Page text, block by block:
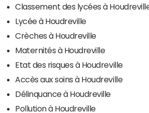
Classement des lycées à
Lycée à Houdreville
Crèches à Houdreville
Maternités à Houdreville
Etat des risques à Houdreville
Accès aux soins à Houdreville
Délinquance à Houdreville
Pollution à Houdreville